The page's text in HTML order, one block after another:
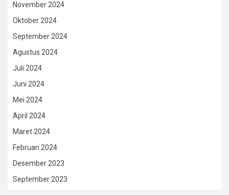
November 2024
Oktober 2024
September 2024
Agustus 2024
Juli 2024
Juni 2024
Mei 2024
April 2024
Maret 2024
Februari 2024
Desember 2023
September 2023